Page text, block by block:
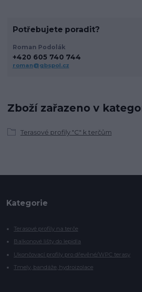
Zboží zařazeno v
Terasové profily "C" k terčům
Potřebujete poradit?
Roman Podolák
+420 605 740 744
roman@gbspol.cz
Kategorie
Terasové profily na terče
Balkonové lišty do lepidla
Ukončovací profily pro dřevěné/WPC terasy
Tmely, bandáže, hydroizolace